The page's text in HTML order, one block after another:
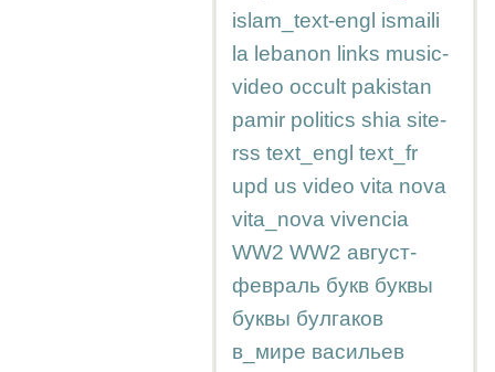
islam_text-engl ismaili
la lebanon links music-
video occult pakistan
pamir politics shia site-
rss text_engl text_fr
upd us video vita nova
vita_nova vivencia
WW2 WW2 август-
февраль букв буквы
буквы булгаков
в_мире васильев